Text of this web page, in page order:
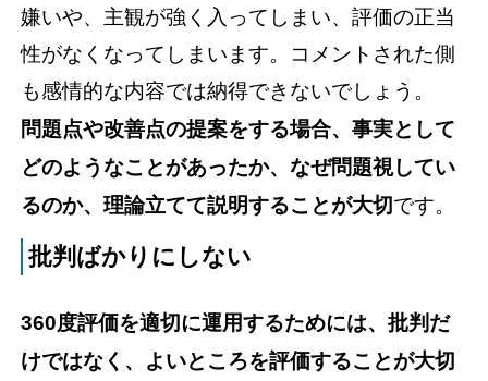
嫌いや、主観が強く入ってしまい、評価の正当
性がなくなってしまいます。コメントされた側
も感情的な内容では納得できないでしょう。
問題点や改善点の提案をする場合、事実として
どのようなことがあったか、なぜ問題視してい
るのか、理論立てて説明することが大切です。
批判ばかりにしない
360度評価を適切に運用するためには、批判だ
けではなく、よいところを評価することが大切